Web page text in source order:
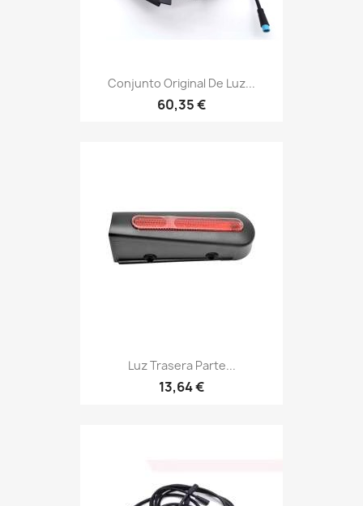
Conjunto Original De Luz...
60,35 €
Luz Trasera Parte...
13,64 €